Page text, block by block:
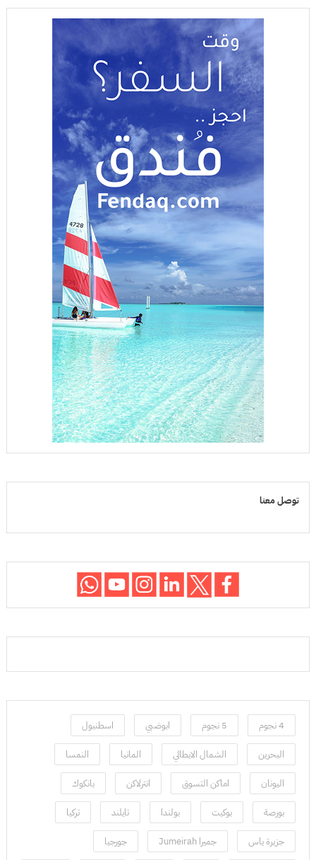
توصل معنا
4 نجوم 5 نجوم ابوضبي اسطنبول
البحرين الشمال الايطالي المانيا النمسا
اليونان اماكن التسوق انترلاكن بانكوك
بورصة بوكيت بولندا تايلند تركيا
جزيرة ياس جميرا Jumeirah جورجيا